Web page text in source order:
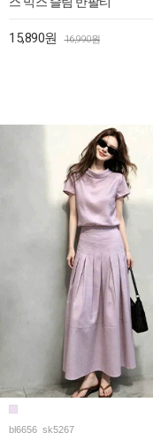
15,890원 16,990원
bl6656_sk5267